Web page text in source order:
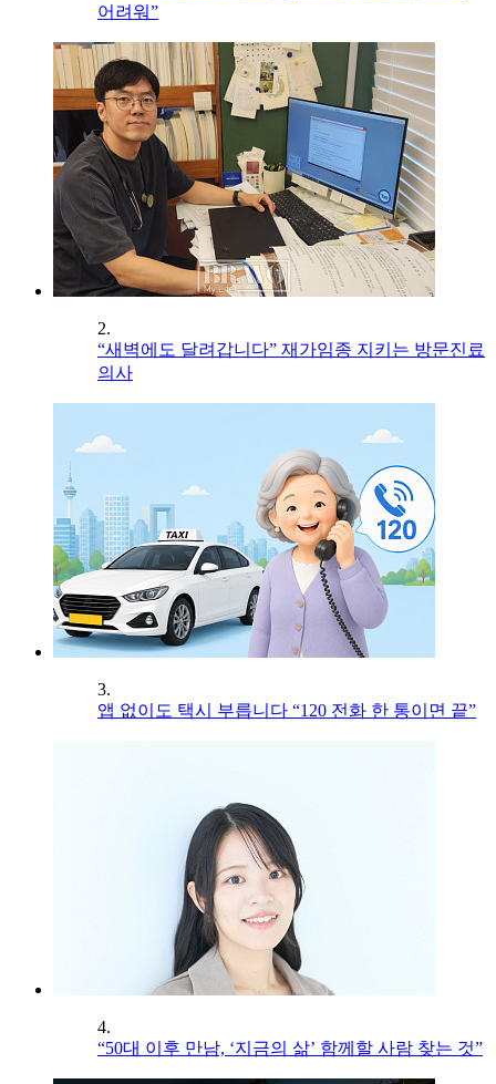
어려워”
2.
“새벽에도 달려갑니다” 재가임종 지키는 방문진료
의사
3.
앱 없이도 택시 부릅니다 “120 전화 한 통이면 끝”
4.
“50대 이후 만남, ‘지금의 삶’ 함께할 사람 찾는 것”